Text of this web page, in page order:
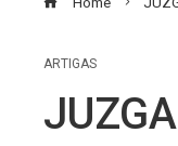
ARTIGAS